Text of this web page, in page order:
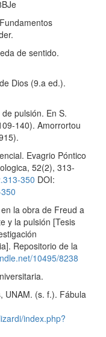
de sentido.
Dios (9.a ed.).
pulsión. En S.
140). Amorrortou
Evagrio Póntico
52(2), 313-
350 DOI:
la obra de Freud a
y la pulsión [Tesis
Repositorio de la
10495/8238
UNAM. (s. f.). Fábula
index.php?